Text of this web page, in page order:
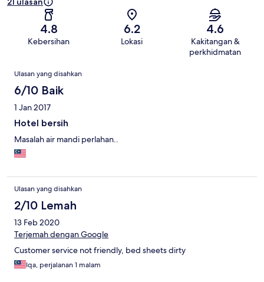
4.8
Kebersihan
6.2
Lokasi
4.6
Kakitangan &
perkhidmatan
Ulasan
Ulasan yang disahkan
6/10 Baik
1 Jan 2017
Hotel bersih
Masalah air mandi perlahan..
Ulasan yang disahkan
2/10 Lemah
13 Feb 2020
Terjemah dengan Google
Customer service not friendly, bed sheets dirty
Iqa, perjalanan 1 malam